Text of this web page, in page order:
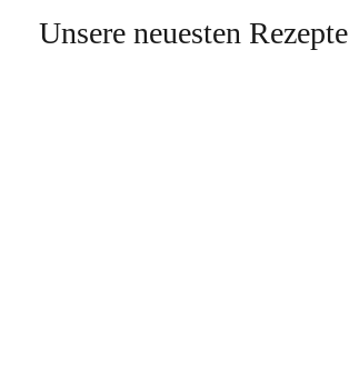
Unsere neuesten Rezepte